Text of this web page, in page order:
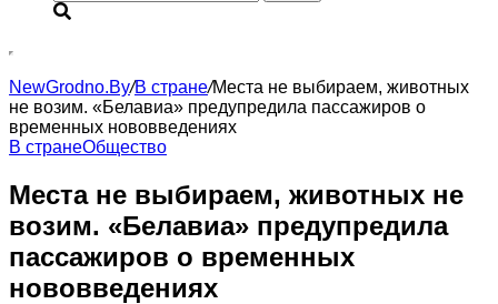
NewGrodno.By/В стране/Места не выбираем, животных
не возим. «Белавиа» предупредила пассажиров о
временных нововведениях
В странеОбщество
Места не выбираем, животных не
возим. «Белавиа» предупредила
пассажиров о временных
нововведениях